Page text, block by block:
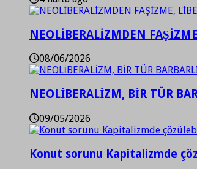
NEOLİBERALİZMDEN
08/06/2026
NEOLİBERALİZM, BİR TÜR
09/05/2026
Konut sorunu Kapitalizmde